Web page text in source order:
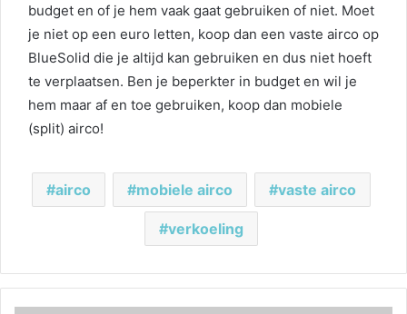
budget en of je hem vaak gaat gebruiken of niet. Moet
je niet op een euro letten, koop dan een vaste airco op
BlueSolid die je altijd kan gebruiken en dus niet hoeft
te verplaatsen. Ben je beperkter in budget en wil je
hem maar af en toe gebruiken, koop dan mobiele
(split) airco!
airco mobiele airco vaste airco
verkoeling